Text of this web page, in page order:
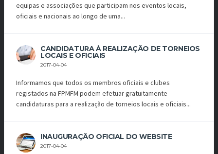
equipas e associações que participam nos eventos locais,
oficiais e nacionais ao longo de uma...
CANDIDATURA À REALIZAÇÃO DE TORNEIOS
LOCAIS E OFICIAIS
2017-04-04
Informamos que todos os membros oficiais e clubes
registados na FPMFM podem efetuar gratuitamente
candidaturas para a realização de torneios locais e oficiais...
INAUGURAÇÃO OFICIAL DO WEBSITE
2017-04-04